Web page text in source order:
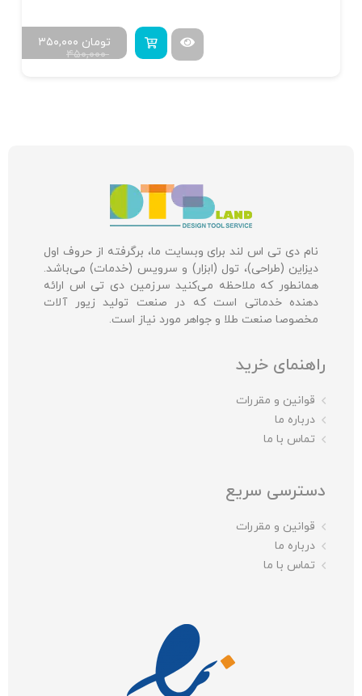
۴۵۰,۰۰۰
۳۵۰,۰۰۰ تومان
نام دی تی اس لند برای وبسایت ما، برگرفته از حروف اول
دیزاین (طراحی)، تول (ابزار) و سرویس (خدمات) می‌باشد.
همانطور که ملاحظه می‌کنید سرزمین دی تی اس ارائه
دهنده خدماتی است که در صنعت تولید زیور آلات
مخصوصا صنعت طلا و جواهر مورد نیاز است.
راهنمای خرید
قوانین و مقررات
درباره ما
تماس با ما
دسترسی سریع
قوانین و مقررات
درباره ما
تماس با ما